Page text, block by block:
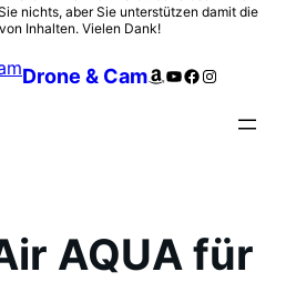
nichts, aber Sie unterstützen damit die
Inhalten. Vielen Dank!
Drone & CamAmazon
YouTube
Facebook
Instagram
AQUA für